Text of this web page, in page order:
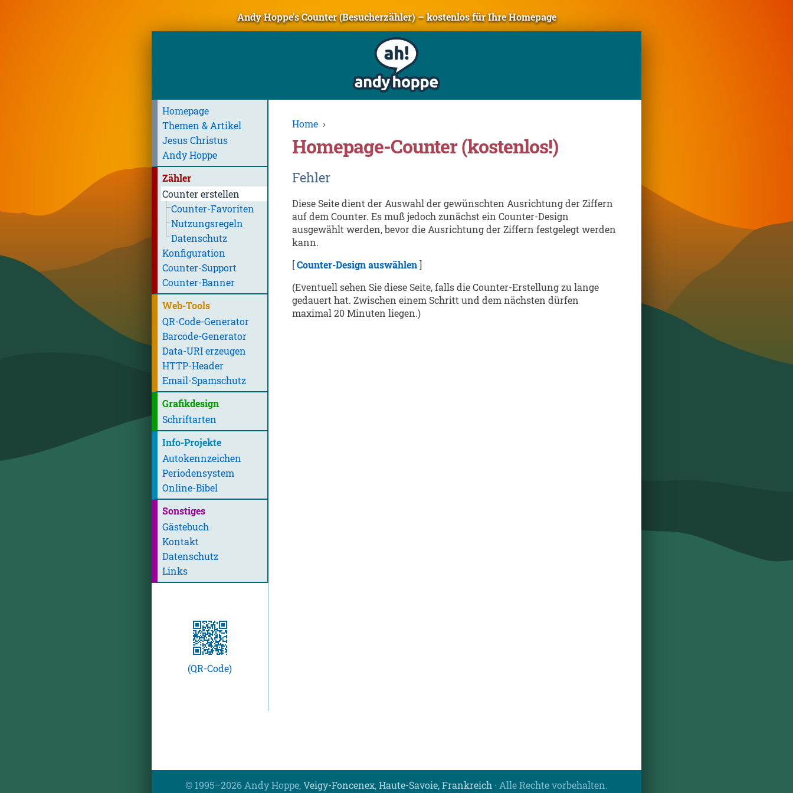
Andy Hoppe’s Counter (Besucherzähler) – kostenlos für Ihre Homepage
Homepage
Themen & Artikel
Jesus Christus
Andy Hoppe
Zähler
Counter erstellen
Counter-Favoriten
Nutzungsregeln
Datenschutz
Konfiguration
Counter-Support
Counter-Banner
Web-Tools
QR-Code-Generator
Barcode-Generator
Data-URI erzeugen
HTTP-Header
Email-Spamschutz
Grafikdesign
Schriftarten
Info-Projekte
Autokennzeichen
Periodensystem
Online-Bibel
Sonstiges
Gästebuch
Kontakt
Datenschutz
Links
(QR-Code)
Home ›
Homepage-Counter (kostenlos!)
Fehler
Diese Seite dient der Auswahl der gewünschten Ausrichtung der Ziffern
auf dem Counter. Es muß jedoch zunächst ein Counter-Design
ausgewählt werden, bevor die Ausrichtung der Ziffern festgelegt werden
kann.
[Counter-Design auswählen]
(Eventuell sehen Sie diese Seite, falls die Counter-Erstellung zu lange
gedauert hat. Zwischen einem Schritt und dem nächsten dürfen
maximal 20 Minuten liegen.)
© 1995–2026 Andy Hoppe,Veigy-Foncenex,Haute-Savoie, Frankreich · Alle Rechte vorbehalten.